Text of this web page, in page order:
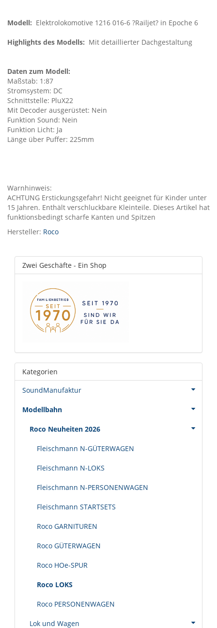
Modell: Elektrolokomotive 1216 016-6 ?Railjet? in Epoche 6
Highlights des Modells: Mit detaillierter Dachgestaltung
Daten zum Modell:
Maßstab: 1:87
Stromsystem: DC
Schnittstelle: PluX22
Mit Decoder ausgerüstet: Nein
Funktion Sound: Nein
Funktion Licht: Ja
Länge über Puffer: 225mm
Warnhinweis:
ACHTUNG Erstickungsgefahr! Nicht geeignet für Kinder unter
15 Jahren. Enthält verschluckbare Kleinteile. Dieses Artikel hat
funktionsbedingt scharfe Kanten und Spitzen
Hersteller: Roco
Zwei Geschäfte - Ein Shop
Kategorien
SoundManufaktur
Modellbahn
Roco Neuheiten 2026
Fleischmann N-GÜTERWAGEN
Fleischmann N-LOKS
Fleischmann N-PERSONENWAGEN
Fleischmann STARTSETS
Roco GARNITUREN
Roco GÜTERWAGEN
Roco HOe-SPUR
Roco LOKS
Roco PERSONENWAGEN
Lok und Wagen